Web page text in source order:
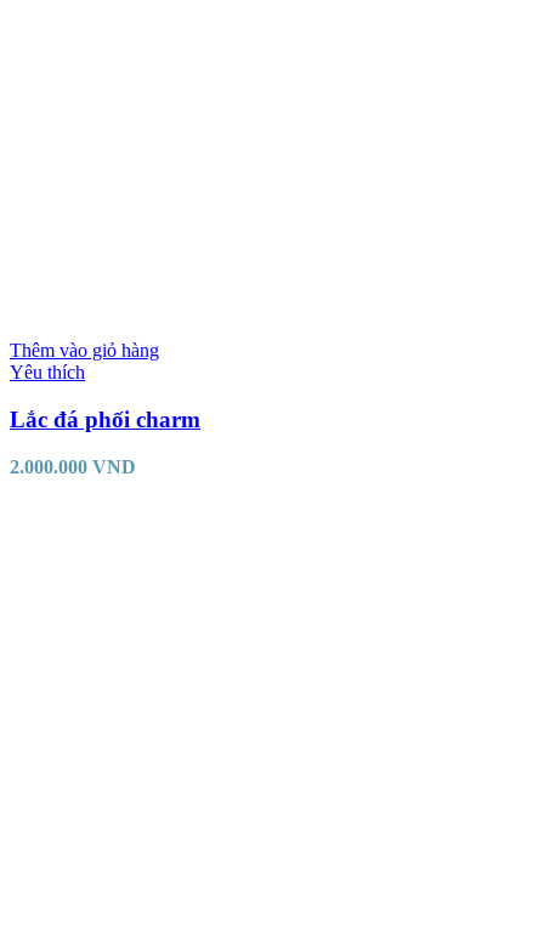
Thêm vào giỏ hàng
Yêu thích
Lắc đá phối charm
2.000.000 VND